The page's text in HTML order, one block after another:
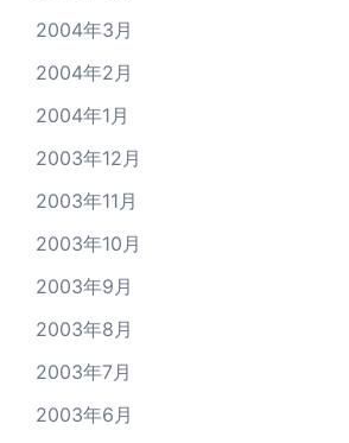
2004年3月
2004年2月
2004年1月
2003年12月
2003年11月
2003年10月
2003年9月
2003年8月
2003年7月
2003年6月